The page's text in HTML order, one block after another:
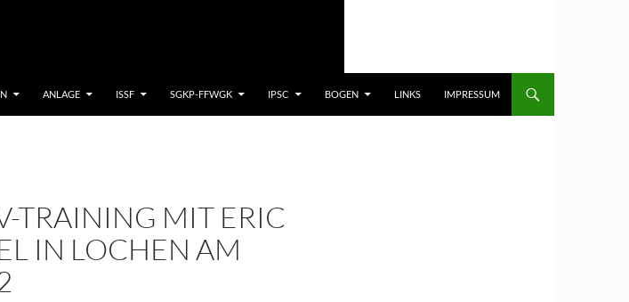
ANLAGE ISSF SGKP-FFWGK IPSC BOGEN LINKS IMPRESSUM
TRAINING MIT ERIC
IN LOCHEN AM